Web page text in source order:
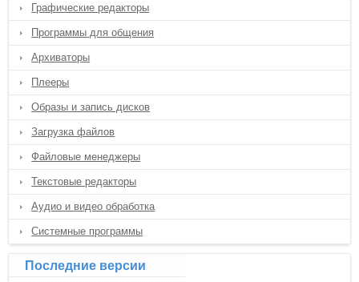
Графические редакторы
Программы для общения
Архиваторы
Плееры
Образы и запись дисков
Загрузка файлов
Файловые менеджеры
Текстовые редакторы
Аудио и видео обработка
Системные программы
Последние версии